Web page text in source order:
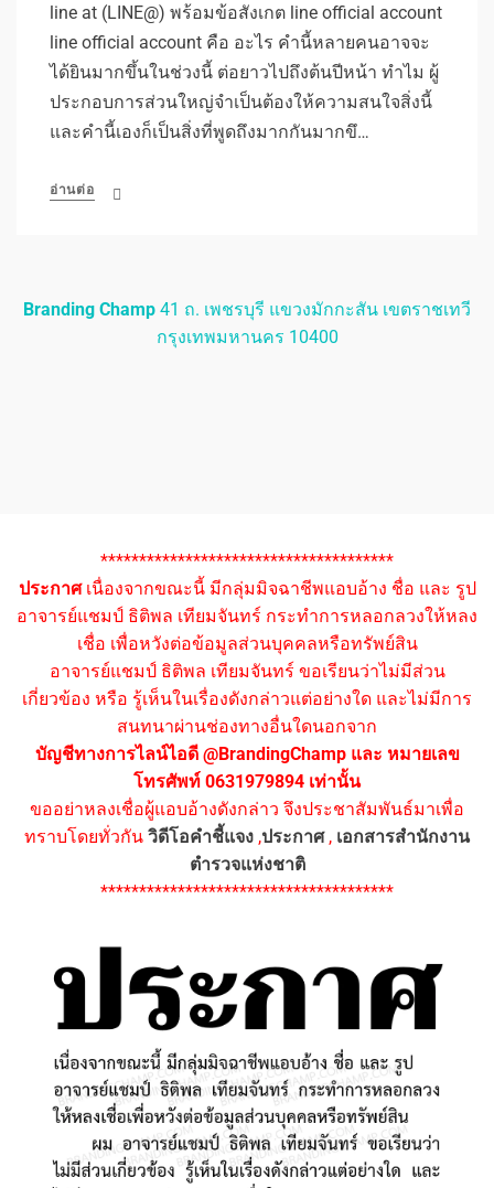
line at (LINE@) พร้อมข้อสังเกต line official account
line official account คือ อะไร คำนี้หลายคนอาจจะ
ได้ยินมากขึ้นในช่วงนี้ ต่อยาวไปถึงต้นปีหน้า ทำไม ผู้
ประกอบการส่วนใหญ่จำเป็นต้องให้ความสนใจสิ่งนี้
และคำนี้เองก็เป็นสิ่งที่พูดถึงมากกันมากขึ…
อ่านต่อ
Branding Champ 41 ถ. เพชรบุรี แขวงมักกะสัน เขตราชเทวี
กรุงเทพมหานคร 10400
**************************************
ประกาศเนื่องจากขณะนี้ มีกลุ่มมิจฉาชีพแอบอ้าง ชื่อ และ รูป
อาจารย์แชมป์ ธิติพล เทียมจันทร์ กระทำการหลอกลวงให้หลง
เชื่อ เพื่อหวังต่อข้อมูลส่วนบุคคลหรือทรัพย์สิน
อาจารย์แชมป์ ธิติพล เทียมจันทร์ ขอเรียนว่าไม่มีส่วน
เกี่ยวข้อง หรือ รู้เห็นในเรื่องดังกล่าวแต่อย่างใด และไม่มีการ
สนทนาผ่านช่องทางอื่นใดนอกจาก
บัญชีทางการไลน์ไอดี @BrandingChamp และ หมายเลข
โทรศัพท์ 0631979894 เท่านั้น
ขออย่าหลงเชื่อผู้แอบอ้างดังกล่าว จึงประชาสัมพันธ์มาเพื่อ
ทราบโดยทั่วกัน วิดีโอคำชี้แจง ,ประกาศ, เอกสารสำนักงาน
ตำรวจแห่งชาติ
**************************************